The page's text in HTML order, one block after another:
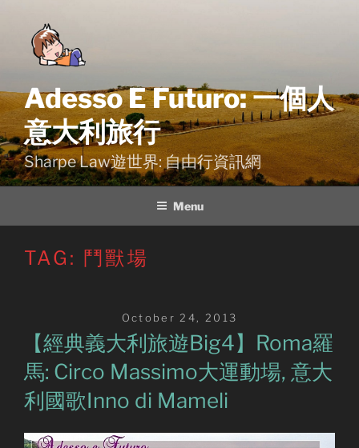
content
Adesso E Futuro: 一個人
意大利旅行
Sharpe Law遊世界: 自由行資訊網
Menu
TAG: 鬥獸場
Posted
on
October 24, 2013
【經典義大利旅遊Big4】Roma羅
馬: Circo Massimo大運動場, 意大
利國歌Inno di Mameli